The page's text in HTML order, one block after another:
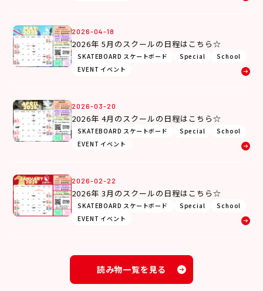
2026-04-18
2026年 5月のスクールの日程はこちら☆
SKATEBOARD スケートボード Special
School
EVENT イベント
2026-03-20
2026年 4月のスクールの日程はこちら☆
SKATEBOARD スケートボード Special
School
EVENT イベント
2026-02-22
2026年 3月のスクールの日程はこちら☆
SKATEBOARD スケートボード Special
School
EVENT イベント
読み物一覧を見る